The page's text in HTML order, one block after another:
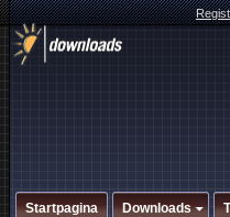
Startpagina Downloads